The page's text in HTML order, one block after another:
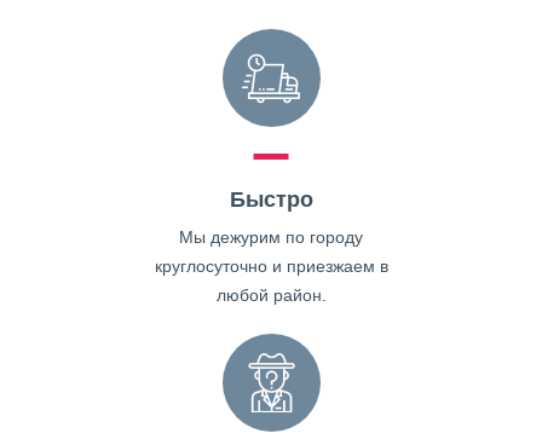
Быстро
Мы дежурим по городу
круглосуточно и приезжаем в
любой район.